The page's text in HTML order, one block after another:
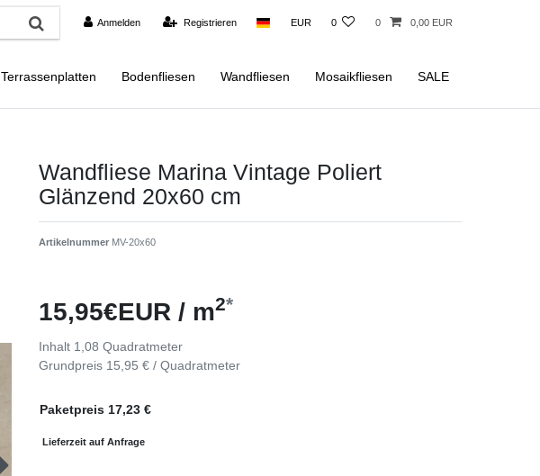
Anmelden Registrieren EUR 0 0 0,00 EUR
Terrassenplatten Bodenfliesen Wandfliesen Mosaikfliesen SALE
Wandfliese Marina Vintage Poliert
Glänzend 20x60 cm
Artikelnummer MV-20x60
15,95€EUR / m2*
Inhalt 1,08 Quadratmeter
Grundpreis 15,95 € / Quadratmeter
Paketpreis 17,23 €
Lieferzeit auf Anfrage